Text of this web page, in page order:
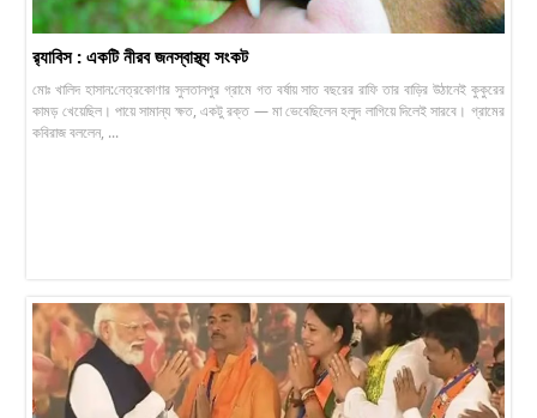
র‍্যাবিস : একটি নীরব জনস্বাস্থ্য সংকট
মোঃ খালিদ হাসান:নেত্রকোণার সুলতানপুর গ্রামে গত বর্ষায় সাত বছরের রাফি তার বাড়ির উঠানেই কুকুরের
কামড় খেয়েছিল। পায়ে সামান্য ক্ষত, একটু রক্ত — মা ভেবেছিলেন হলুদ লাগিয়ে দিলেই সারবে। গ্রামের
কবিরাজ বললেন, ...